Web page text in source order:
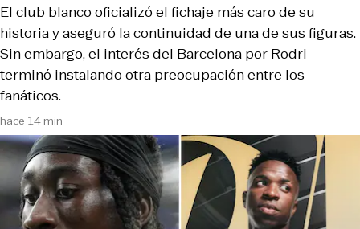
hace 14 min
El club blanco oficializó el fichaje más caro de su
historia y aseguró la continuidad de una de sus figuras.
Sin embargo, el interés del Barcelona por Rodri
terminó instalando otra preocupación entre los
fanáticos.